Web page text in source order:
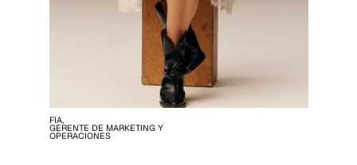
FIA,
GERENTE DE MARKETING Y
OPERACIONES